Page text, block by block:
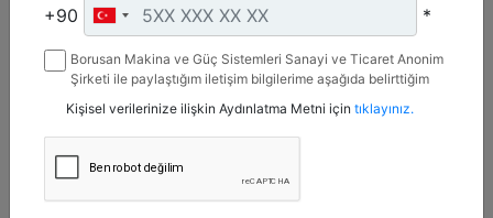
Minimum Değer :
88 kVA
Maksimum Değer :
88 kVA
Detay Teklif Al
+90 *
Borusan Makina ve Güç Sistemleri Sanayi ve Ticaret Anonim
Şirketi ile paylaştığım iletişim bilgilerime aşağıda belirttiğim
mesaj gönderilmesine izin veriyorum.
Kişisel verilerinize ilişkin Aydınlatma Metni için tıklayınız.